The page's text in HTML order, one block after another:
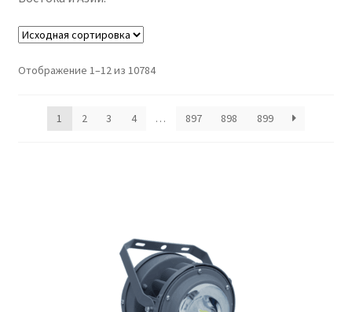
Корзина
Маркировка опор «Opora engineering»
Обозначения стандартных установочных мест
Политика конфиденциальности
Отображение 1–12 из 10784
1 2 3 4 … 897 898 899